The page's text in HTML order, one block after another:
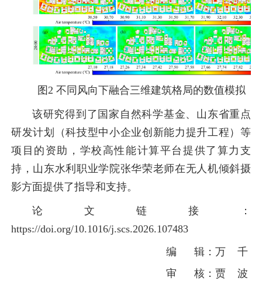
图2 不同风向下融合三维建筑格局的数值模拟
该研究得到了国家自然科学基金、山东省重点
研发计划（科技型中小企业创新能力提升工程）等
项目的资助，学校高性能计算平台提供了算力支
持，山东水利职业学院张华荣老师在无人机倾斜摄
影方面提供了指导和支持。
论文链接：
https://doi.org/10.1016/j.scs.2026.107483
编 辑：万 千
审 核：贾 波